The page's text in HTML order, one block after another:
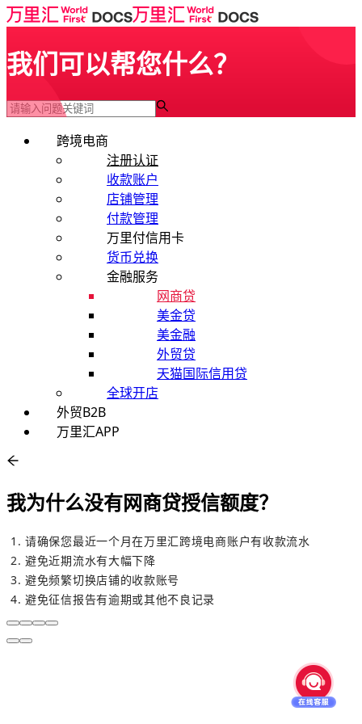
我们可以帮您什么？
跨境电商
注册认证
收款账户
店铺管理
付款管理
万里付信用卡
货币兑换
金融服务
网商贷
美金贷
美金融
外贸贷
天猫国际信用贷
全球开店
外贸B2B
万里汇APP
我为什么没有网商贷授信额度？
请确保您最近一个月在万里汇跨境电商账户有收款流水
避免近期流水有大幅下降
避免频繁切换店铺的收款账号
避免征信报告有逾期或其他不良记录